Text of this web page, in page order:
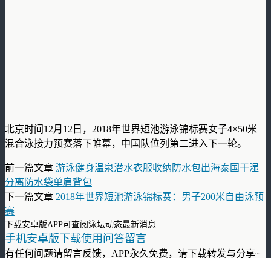
北京时间12月12日，2018年世界短池游泳锦标赛女子4×50米
混合泳接力预赛落下帷幕，中国队位列第二进入下一轮。
前一篇文章 游泳健身温泉潜水衣服收纳防水包出海泰国干湿
分离防水袋单肩背包
下一篇文章 2018年世界短池游泳锦标赛：男子200米自由泳预
赛
下载安卓版APP可查阅泳坛动态最新消息
手机安卓版下载使用问答留言
有任何问题请留言反馈，APP永久免费，请下载转发与分享~